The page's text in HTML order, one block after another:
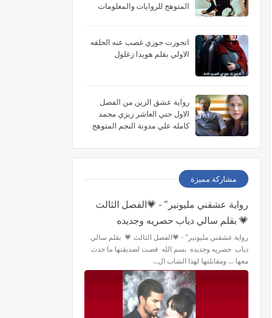
المتوهج للروايات والمعلومات
اتجوزت جوزي غصب عنه الحلقه
الاولي بقلم هويدا زغلول
رواية عشق الزين من الفصل
الاول حتي العاشر زيزي محمد
كامله علي مدونة النجم المتوهج
مشاركة مميزة
رواية عشقني مليونير" - 💗الفصل الثالث
💗 بقلم سالي دياب حصريه وجديده
رواية عشقني مليونير" - 💗الفصل الثالث 💗 بقلم سالي
دياب حصريه وجديده بسم الله قصت لصديقتها ما حدث
معها ... ومقابلتها لهذا الشاب ال…